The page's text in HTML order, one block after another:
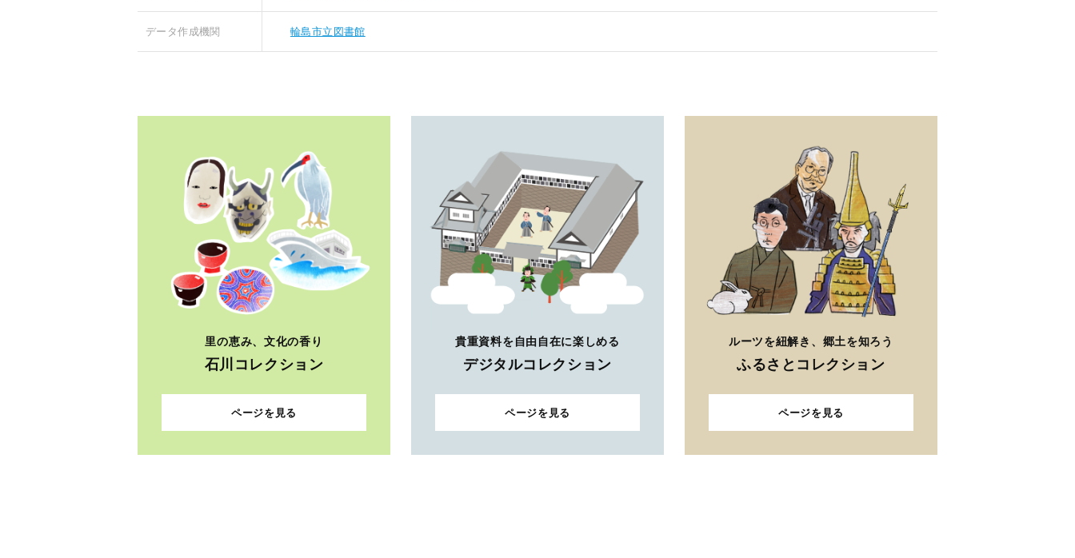
データ作成機関 輪島市立図書館
里の恵み、文化の香り
石川コレクション
ページを見る
貴重資料を自由自在に楽しめる
デジタルコレクション
ページを見る
ルーツを紐解き、郷土を知ろう
ふるさとコレクション
ページを見る